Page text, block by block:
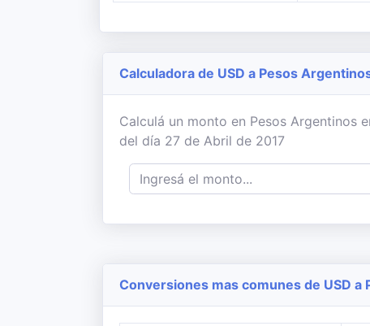
Calculadora de USD a Pesos
Calculá un monto en Pesos Argentinos
del día 27 de Abril de 2017
Conversiones mas comunes de USD